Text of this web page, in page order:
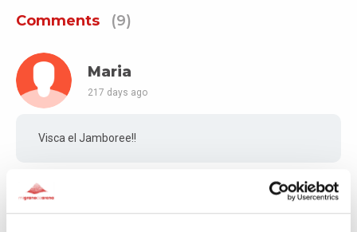
Comments (9)
Maria
217 days ago
Visca el Jamboree!!
Jose